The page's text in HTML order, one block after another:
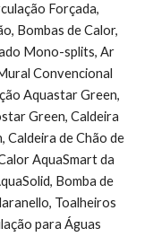
Forçada,
Bombas de Calor,
Mono-splits, Ar
Convencional
Aquastar Green,
Green, Caldeira
Caldeira de Chão de
AquaSmart da
Bomba de
Toalheiros
para Águas